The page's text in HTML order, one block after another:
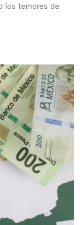
los temores de